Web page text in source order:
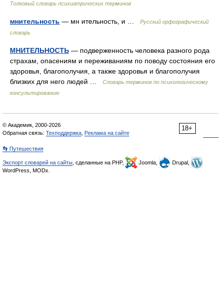
Толковый словарь психиатрических терминов
мнительность — мн ительность, и …
Русский орфографический
словарь
МНИТЕЛЬНОСТЬ — подверженность человека разного рода
страхам, опасениям и переживаниям по поводу состояния его
здоровья, благополучия, а также здоровья и благополучия
близких для него людей …
Словарь терминов по психологическому
консультированию
18+
© Академик, 2000-2026
Обратная связь: Техподдержка Реклама на сайте
👣 Путешествия
Экспорт словарей на сайты , сделанные на PHP, Joomla,
Drupal,
WordPress, MODx.